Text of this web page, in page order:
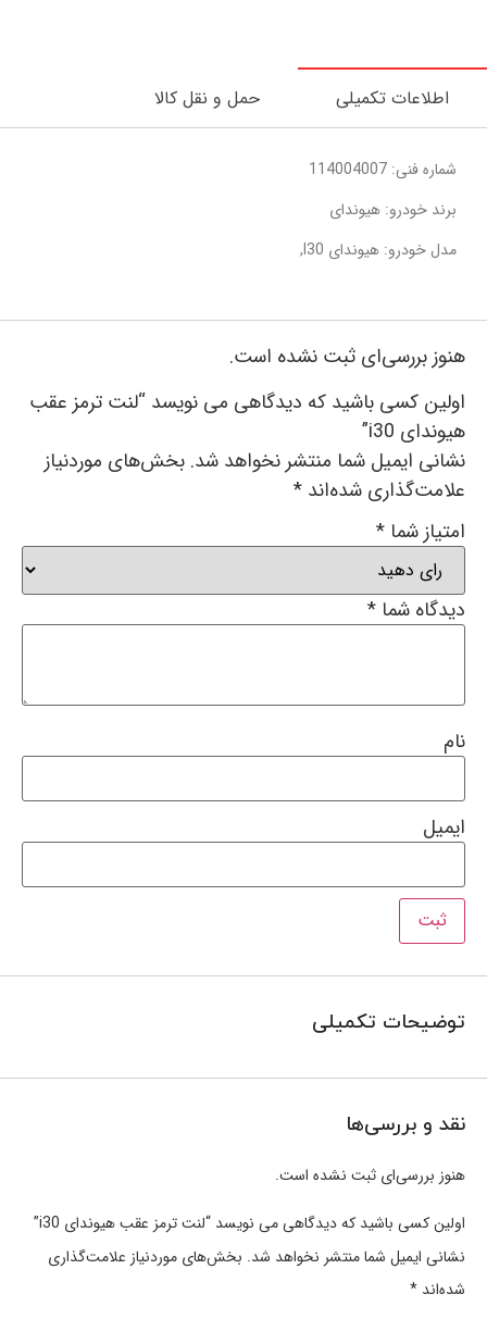
اطلاعات تکمیلی حمل و نقل کالا
شماره فنی: 114004007
برند خودرو: هیوندای
مدل خودرو: هیوندای I30,
هنوز بررسی‌ای ثبت نشده است.
اولین کسی باشید که دیدگاهی می نویسد “لنت ترمز عقب
هیوندای i30”
نشانی ایمیل شما منتشر نخواهد شد. بخش‌های موردنیاز
علامت‌گذاری شده‌اند *
امتیاز شما *
دیدگاه شما *
نام
ایمیل
توضیحات تکمیلی
نقد و بررسی‌ها
هنوز بررسی‌ای ثبت نشده است.
اولین کسی باشید که دیدگاهی می نویسد “لنت ترمز عقب هیوندای i30”
نشانی ایمیل شما منتشر نخواهد شد. بخش‌های موردنیاز علامت‌گذاری
شده‌اند *